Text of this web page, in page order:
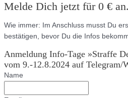
Melde Dich jetzt für 0 € an.
Wie immer: Im Anschluss musst Du
bestätigen, bevor Du die Infos
Anmeldung Info-Tage »Straffe
vom 9.-12.8.2024 auf Telegram/
Name